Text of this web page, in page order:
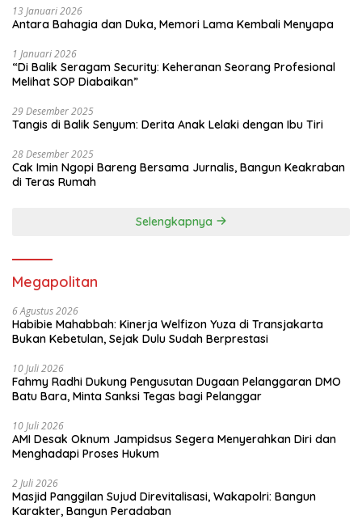
13 Januari 2026
Antara Bahagia dan Duka, Memori Lama Kembali Menyapa
1 Januari 2026
“Di Balik Seragam Security: Keheranan Seorang Profesional
Melihat SOP Diabaikan”
29 Desember 2025
Tangis di Balik Senyum: Derita Anak Lelaki dengan Ibu Tiri
28 Desember 2025
Cak Imin Ngopi Bareng Bersama Jurnalis, Bangun Keakraban
di Teras Rumah
Selengkapnya
Megapolitan
6 Agustus 2026
Habibie Mahabbah: Kinerja Welfizon Yuza di Transjakarta
Bukan Kebetulan, Sejak Dulu Sudah Berprestasi
10 Juli 2026
Fahmy Radhi Dukung Pengusutan Dugaan Pelanggaran DMO
Batu Bara, Minta Sanksi Tegas bagi Pelanggar
10 Juli 2026
AMI Desak Oknum Jampidsus Segera Menyerahkan Diri dan
Menghadapi Proses Hukum
2 Juli 2026
Masjid Panggilan Sujud Direvitalisasi, Wakapolri: Bangun
Karakter, Bangun Peradaban